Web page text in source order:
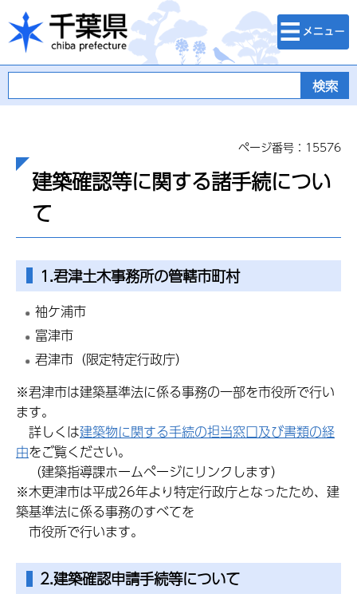
千葉県
検索・メニュ
ー
ページ番号：15576
建築確認等に関する諸手続につい
て
1.君津土木事務所の管轄市町村
袖ケ浦市
富津市
君津市（限定特定行政庁）
※君津市は建築基準法に係る事務の一部を市役所で行い
ます。
詳しくは建築物に関する手続の担当窓口及び書類の経
由をご覧ください。
（建築指導課ホームページにリンクします）
※木更津市は平成26年より特定行政庁となったため、建
築基準法に係る事務のすべてを
市役所で行います。
2.建築確認申請手続等について